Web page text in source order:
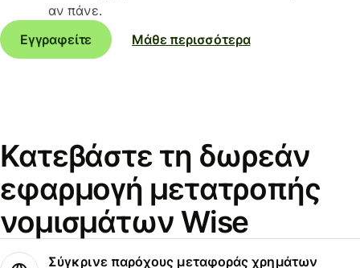
αν πάνε.
Εγγραφείτε
Μάθε περισσότερα
Κατεβάστε τη δωρεάν
εφαρμογή μετατροπής
νομισμάτων Wise
Σύγκρινε παρόχους μεταφοράς χρημάτων